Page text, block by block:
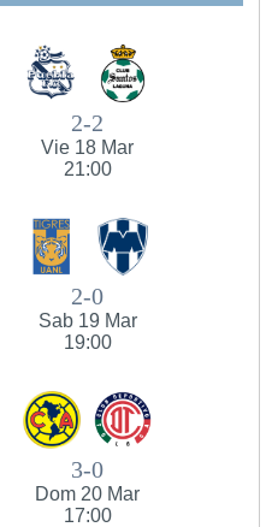
2-2
Vie 18 Mar
21:00
2-0
Sab 19 Mar
19:00
3-0
Dom 20 Mar
17:00